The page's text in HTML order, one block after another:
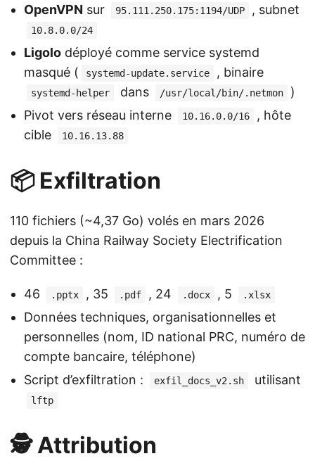
OpenVPN sur 95.111.250.175:1194/UDP , subnet
10.8.0.0/24
Ligolo déployé comme service systemd
masqué (
systemd-update.service , binaire
systemd-helper dans /usr/local/bin/.netmon
)
Pivot vers réseau interne
10.16.0.0/16
, hôte
cible
10.16.13.88
📦 Exfiltration
110 fichiers (~4,37 Go) volés en mars 2026
depuis la China Railway Society Electrification
Committee :
46 .pptx , 35 .pdf , 24 .docx , 5 .xlsx
Données techniques, organisationnelles et
personnelles (nom, ID national PRC, numéro de
compte bancaire, téléphone)
Script d’exfiltration :
exfil_docs_v2.sh utilisant
lftp
🕵️ Attribution